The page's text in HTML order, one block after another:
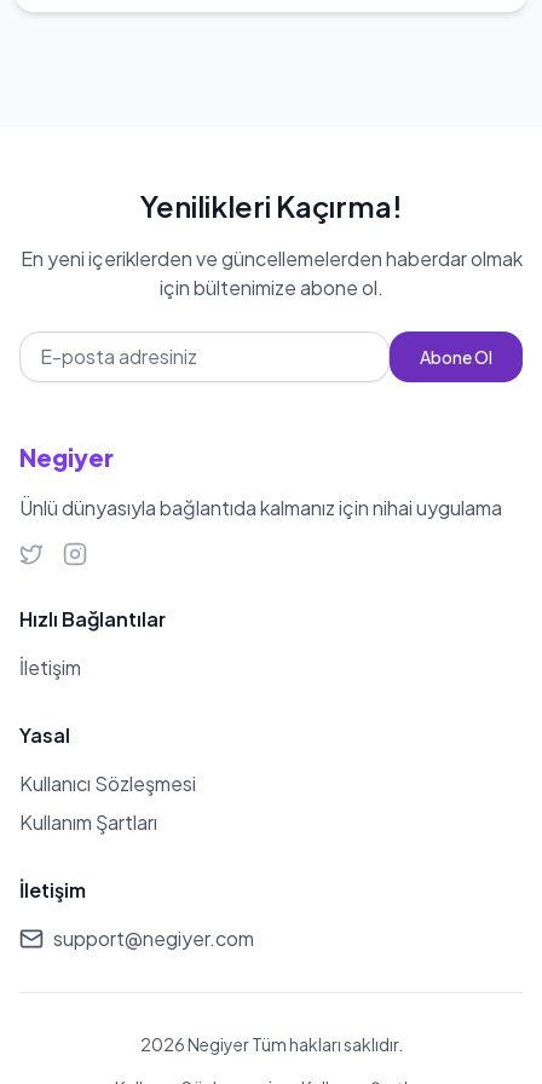
Yenilikleri Kaçırma!
En yeni içeriklerden ve güncellemelerden haberdar olmak
için bültenimize abone ol.
Abone Ol
Negiyer
Ünlü dünyasıyla bağlantıda kalmanız için nihai uygulama
Hızlı Bağlantılar
İletişim
Yasal
Kullanıcı Sözleşmesi
Kullanım Şartları
İletişim
support@negiyer.com
2026 Negiyer Tüm hakları saklıdır.